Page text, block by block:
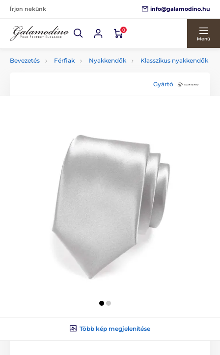
Írjon nekünk info@galamodino.hu
0
Menü
Bevezetés Férfiak Nyakkendők Klasszikus nyakkendők
Gyártó
Több kép megjelenítése